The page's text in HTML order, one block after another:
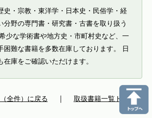
史・宗教・東洋学・日本史・民俗学・経
分野の専門書・研究書・古書を取り扱う
少な学術書や地方史・市町村史など、一
困難な書籍を多数在庫しております。 日
在庫をご確認いただけます。
全件）に戻る 取扱書籍一覧トップ